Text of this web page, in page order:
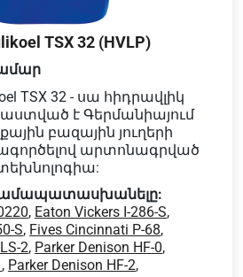
TSX 32 (HVLP)
TSX 32 - սա հիդրավլիկ
է Գերմանիայում
բազային յուղերի
արտոնագրված
, Eaton Vickers I-286-S,
S, Fives Cincinnati P-68,
2, Parker Denison HF-0,
, Parker Denison HF-2,